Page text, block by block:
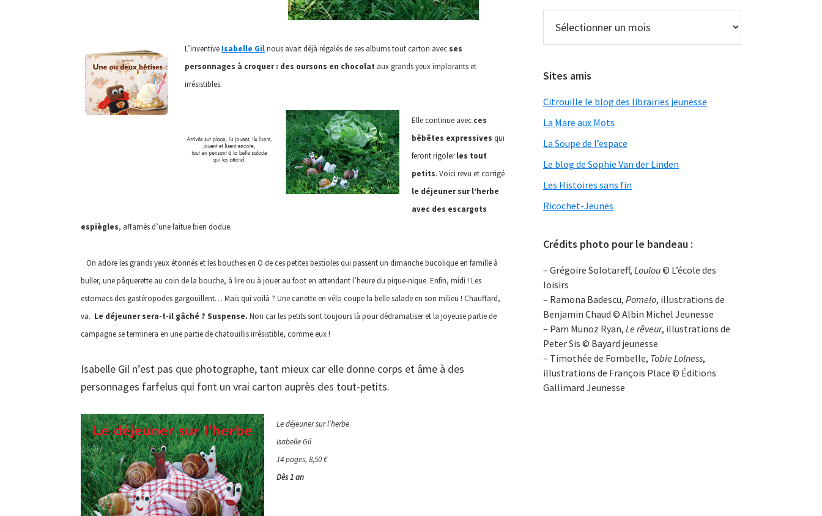
L’inventive Isabelle Gilnous avait déjà régalés de ses albums tout carton avec ses
personnages à croquer : des oursons en chocolat aux grands yeux implorants et
irrésistibles.
Elle continue avec ces
bêbêtes expressives qui
feront rigolerles tout
petits. Voici revu et corrigé
le déjeuner sur l’herbe
avec des escargots
espiègles, affamés d’une laitue bien dodue.
On adore les grands yeux étonnés et les bouches en O de ces petites bestioles qui passent un dimanche bucolique en famille à
buller, une pâquerette au coin de la bouche, à lire ou à jouer au foot en attendant l’heure du pique-nique. Enfin, midi ! Les
estomacs des gastéropodes gargouillent… Mais qui voilà ? Une canette en vélo coupe la belle salade en son milieu ! Chauffard,
va. Le déjeuner sera-t-il gâché ? Suspense. Non car les petits sont toujours là pour dédramatiser et la joyeuse partie de
campagne se terminera en une partie de chatouillis irrésistible, comme eux !
Isabelle Gil n’est pas que photographe, tant mieux car elle donne corps et âme à des
personnages farfelus qui font un vrai carton auprès des tout-petits.
Le déjeuner sur l’herbe
Isabelle Gil
14 pages, 8,50 €
Dès 1 an
Sites amis
Citrouille le blog des librairies jeunesse
La Mare aux Mots
La Soupe de l’espace
Le blog de Sophie Van der Linden
Les Histoires sans fin
Ricochet-Jeunes
Crédits photo pour le bandeau :
– Grégoire Solotareff, Loulou© L’école des
loisirs
– Ramona Badescu, Pomelo, illustrations de
Benjamin Chaud © Albin Michel Jeunesse
– Pam Munoz Ryan, Le rêveur, illustrations de
Peter Sis © Bayard jeunesse
– Timothée de Fombelle, Tobie Lolness,
illustrations de François Place © Éditions
Gallimard Jeunesse